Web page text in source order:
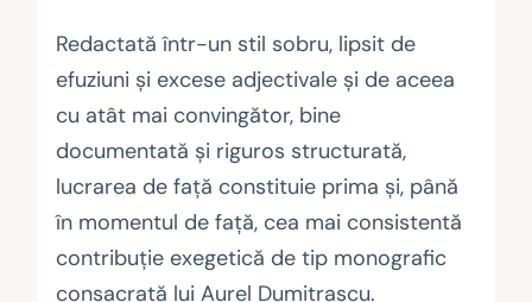
Redactată într-un stil sobru, lipsit de
efuziuni și excese adjectivale și de aceea
cu atât mai convingător, bine
documentată și riguros structurată,
lucrarea de față constituie prima și, până
în momentul de față, cea mai consistentă
contribuție exegetică de tip monografic
consacrată lui Aurel Dumitrașcu.